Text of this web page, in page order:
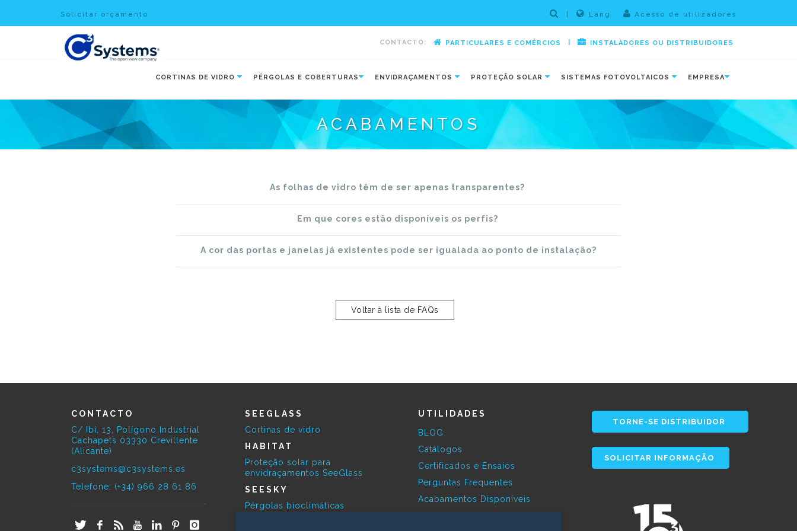
Solicitar orçamento Acesso de utilizadores
Lang
CONTACTO: PARTICULARES E COMÉRCIOS INSTALADORES OU DISTRIBUIDORES
CORTINAS DE VIDRO PÉRGOLAS E COBERTURAS ENVIDRAÇAMENTOS PROTEÇÃO SOLAR SISTEMAS FOTOVOLTAICOS EMPRESA
ACABAMENTOS
As folhas de vidro têm de ser apenas transparentes?
Em que cores estão disponíveis os perfis?
A cor das portas e janelas já existentes pode ser igualada ao ponto de instalação?
Voltar à lista de FAQs
CONTACTO
C/ Ibi, 13, Polígono Industrial
Cachapets 03330 Crevillente
(Alicante)
c3systems@c3systems.es
Telefone: (+34) 966 28 61 86
SEEGLASS
Cortinas de vidro
HABITAT
Proteção solar para
envidraçamentos SeeGlass
SEESKY
Pérgolas bioclimáticas
UTILIDADES
BLOG
Catálogos
Certificados e Ensaios
Perguntas Frequentes
Acabamentos Disponíveis
TORNE-SE DISTRIBUIDOR
SOLICITAR INFORMAÇÃO